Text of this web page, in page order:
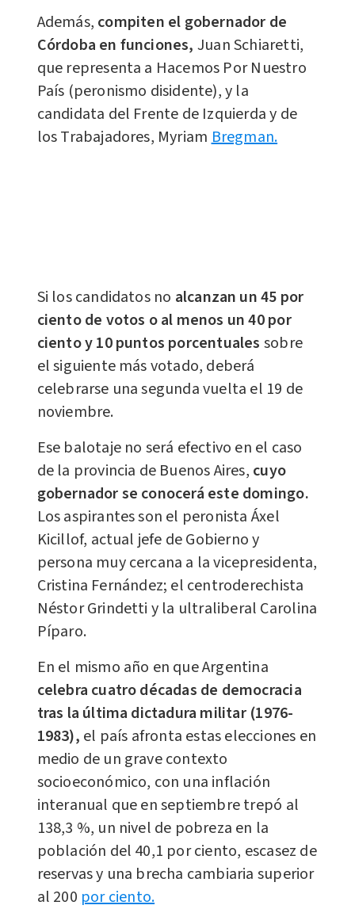
Además, compiten el gobernador de
Córdoba en funciones, Juan Schiaretti,
que representa a Hacemos Por Nuestro
País (peronismo disidente), y la
candidata del Frente de Izquierda y de
los Trabajadores, MyriamBregman.
Si los candidatos no alcanzan un 45 por
ciento de votos o al menos un 40 por
ciento y 10 puntos porcentuales sobre
el siguiente más votado, deberá
celebrarse una segunda vuelta el 19 de
noviembre.
Ese balotaje no será efectivo en el caso
de la provincia de Buenos Aires, cuyo
gobernador se conocerá este domingo.
Los aspirantes son el peronista Áxel
Kicillof, actual jefe de Gobierno y
persona muy cercana a la vicepresidenta,
Cristina Fernández; el centroderechista
Néstor Grindetti y la ultraliberal Carolina
Píparo.
En el mismo año en que Argentina
celebra cuatro décadas de democracia
tras la última dictadura militar (1976-
1983), el país afronta estas elecciones en
medio de un grave contexto
socioeconómico, con una inflación
interanual que en septiembre trepó al
138,3 %, un nivel de pobreza en la
población del 40,1 por ciento, escasez de
reservas y una brecha cambiaria superior
al 200 por ciento.